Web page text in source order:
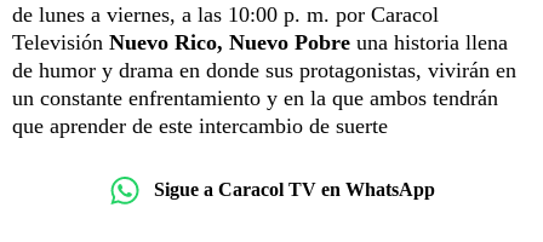
de lunes a viernes, a las 10:00 p. m. por Caracol
Televisión Nuevo Rico, Nuevo Pobre una historia llena
de humor y drama en donde sus protagonistas, vivirán en
un constante enfrentamiento y en la que ambos tendrán
que aprender de este intercambio de suerte
Sigue a Caracol TV en WhatsApp